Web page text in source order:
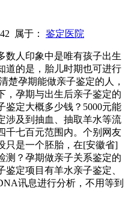
42 属于： 鉴定医院
数人印象中是唯有孩子出生
道的是，胎儿时期也可进行
楚孕期能做亲子鉴定的人，
，孕期与出生后亲子鉴定的
鉴定大概多少钱？5000元能
涉及到抽血、抽取羊水等流
千七百元范围内。个别网友
只是一个胚胎，在[安徽省]
测？孕期做亲子关系鉴定的
定项目有羊水亲子鉴定、
讯息进行分析，不用等到